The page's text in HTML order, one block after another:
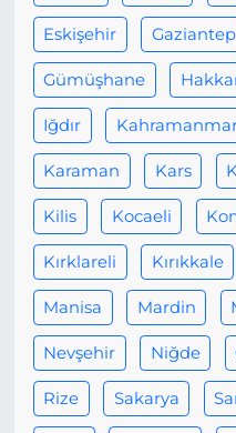
Eskişehir Gaziantep
Gümüşhane
Iğdır
Karaman Kars
Kilis Kocaeli
Kırklareli Kırıkkale
Manisa Mardin
Nevşehir Niğde
Rize Sakarya